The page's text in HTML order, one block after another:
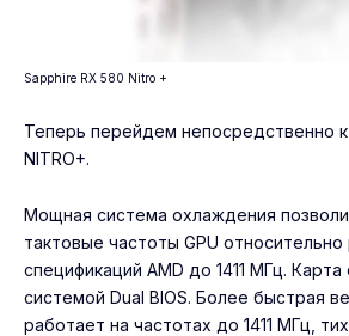
Sapphire RX 580 Nitro +
Теперь перейдем непосредственно
NITRO+.
Мощная система охлаждения
тактовые частоты GPU
спецификаций AMD до 1411 МГц.
системой Dual BIOS. Более быстрая
работает на частотах до 1411 MГц,